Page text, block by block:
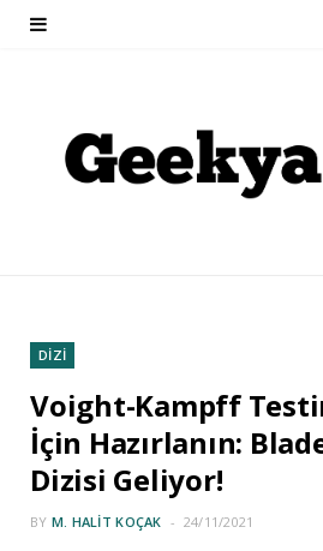
DİZİ
Voight-Kampff
İçin Hazırlanın:
Dizisi Geliyor!
BY M. HALIT KOÇAK 24/11/2021